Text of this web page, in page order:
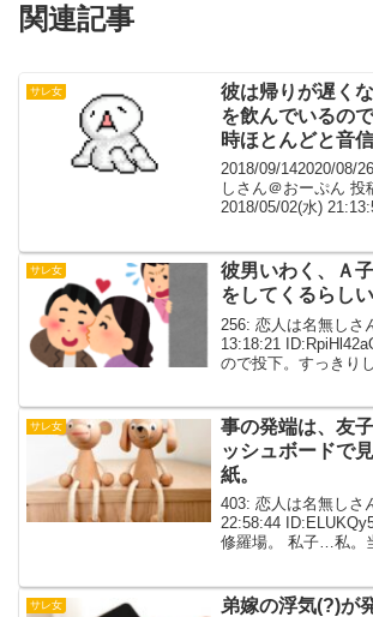
関連記事
サレ女
彼は帰りが遅く
を飲んでいるの
時ほとんどと音
態になるのです
2018/09/142020/08/
しさん＠おーぷん 投
2018/05/02(水)
話させて頂きま...
サレ女
彼男いわく、Ａ
をしてくるらしい
256: 恋人は名無しさ
13:18:21
ので投下。すっきり
彼男…大学生。バ...
サレ女
事の発端は、友
ッシュボードで
紙。
403: 恋人は名無しさ
22:58:44
修羅場。 私子…私。
ある日、...
サレ女
弟嫁の浮気(?)が